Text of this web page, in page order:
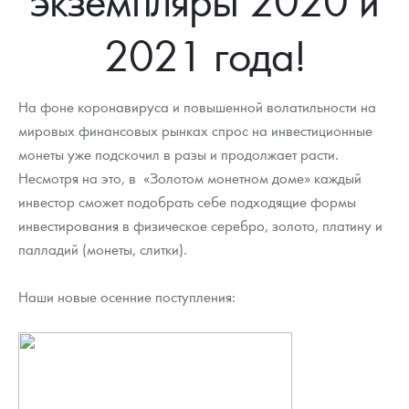
Иностранные
Памятные монеты России и СССР
Монеты Царской России
Монеты стран мира после 1950г
Монеты и жетоны ЗМД
Георгий Победоносец
Золотые слитки
Аксессуары
Гарри Поттер
Год Лошади
Флот: ледоколы и корабли
Жетоны "Необыкновенные обитатели глубин"
Клуб ЗМД
Выкуп серебряных монет
Вопрос - ответ
Памятка для работы с монетами из драгметаллов
Условия возврата
Монеты
Политика конфиденциальности
Политика использования Cookies
Подбор монет
Новости
Аналитика и события
2026 год
Георгий Победоносец - динамика цен
Лом выкуп
Скупка слитков
О нас
Наши преимущества
Пресс-служба
2021 года!
На фоне коронавируса и повышенной волатильности на
мировых финансовых рынках спрос на инвестиционные
монеты уже подскочил в разы и продолжает расти.
Несмотря на это, в «Золотом монетном доме» каждый
инвестор сможет подобрать себе подходящие формы
инвестирования в физическое серебро, золото, платину и
палладий (монеты, слитки).
Наши новые осенние поступления: